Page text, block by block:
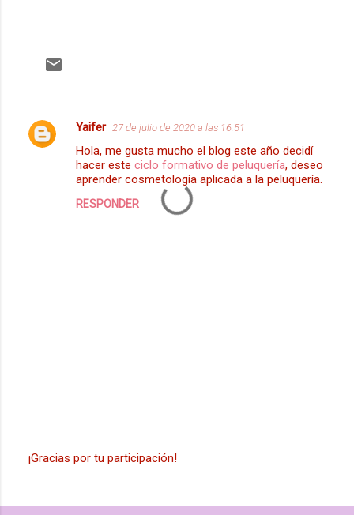
C
Yaifer 27 de julio de 2020 a las 16:51
Hola, me gusta mucho el blog este año decidí
hacer este ciclo formativo de peluquería, deseo
aprender cosmetología aplicada a la peluquería.
RESPONDER
¡Gracias por tu participación!